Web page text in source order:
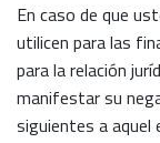
En caso de que
utilicen para las
para la relación
manifestar su
siguientes a aquel